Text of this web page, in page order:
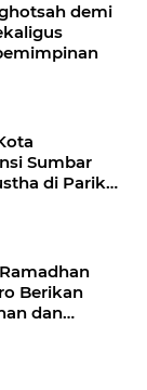
demi
Sumbar
di Parik
dan